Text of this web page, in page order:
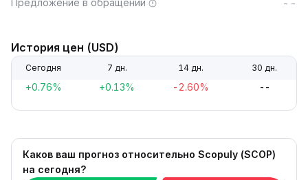
Предложение в обращении --
История цен (USD)
Сегодня 7 дн. 14 дн. 30 дн.
+0.76% +0.13% -2.60% --
Каков ваш прогноз относительно Scopuly (SCOP)
на сегодня?